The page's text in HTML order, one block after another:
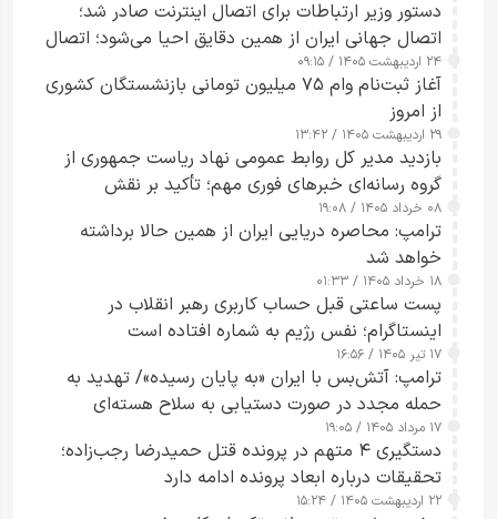
دستور وزیر ارتباطات برای اتصال اینترنت صادر شد؛
اتصال جهانی ایران از همین دقایق احیا می‌شود؛ اتصال
کامل مردم تا ۲۴ ساعت آینده
۲۴ اردیبهشت ۱۴۰۵ / ۰۹:۱۵
آغاز ثبت‌نام وام ۷۵ میلیون تومانی بازنشستگان کشوری
از امروز
۲۹ اردیبهشت ۱۴۰۵ / ۱۳:۴۲
بازدید مدیر کل روابط عمومی نهاد ریاست جمهوری از
گروه رسانه‌ای خبرهای فوری مهم؛ تأکید بر نقش
رسانه‌های هوشمند و مسئول در ارتقای آگاهی عمومی
۰۸ خرداد ۱۴۰۵ / ۱۹:۰۸
ترامپ: محاصره دریایی ایران از همین حالا برداشته
خواهد شد
۱۸ خرداد ۱۴۰۵ / ۰۱:۳۳
پست ساعتی قبل حساب کاربری رهبر انقلاب در
اینستاگرام؛ نفس رژیم به شماره افتاده است​
۱۷ تیر ۱۴۰۵ / ۱۶:۵۶
ترامپ: آتش‌بس با ایران «به پایان رسیده»/ تهدید به
حمله مجدد در صورت دستیابی به سلاح هسته‌ای
۱۷ مرداد ۱۴۰۵ / ۱۹:۰۵
دستگیری ۴ متهم در پرونده قتل حمیدرضا رجب‌زاده؛
تحقیقات درباره ابعاد پرونده ادامه دارد
۲۲ اردیبهشت ۱۴۰۵ / ۱۵:۲۴